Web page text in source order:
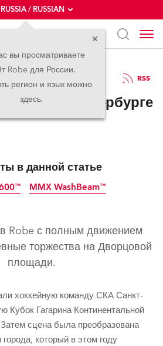
RUSSIA / RUSSIAN
вы просматриваете
Robe для России.
регион и язык можно
здесь.
25.06.2015 RSS
в Санкт-Петербурге
в данной статье
MMX WashBeam™
Robe с полным движением
торжества на Дворцовой
площади.
хоккейную команду СКА Санкт-
Кубок Гагарина Континентальной
сцена была преобразована
который в этом году